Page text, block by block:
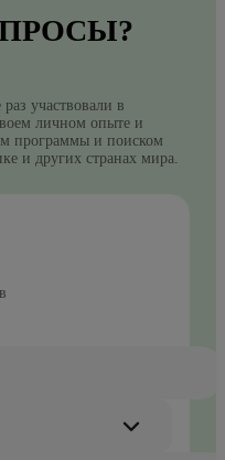
участвовали в
личном опыте и
программы и поиском
и других странах мира.